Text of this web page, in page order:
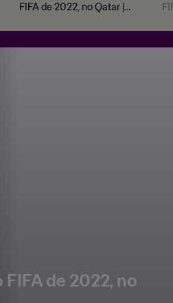
FIFA de 2022, no Qatar |
de 2022, no